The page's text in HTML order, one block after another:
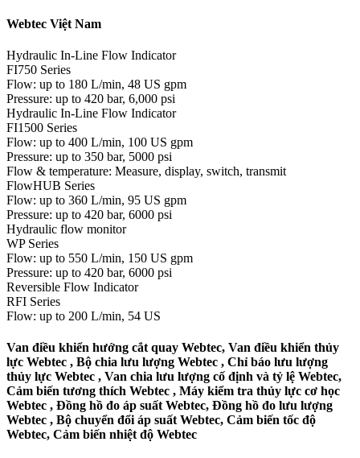
Webtec Việt Nam
Hydraulic In-Line Flow Indicator
FI750 Series
Flow: up to 180 L/min, 48 US gpm
Pressure: up to 420 bar, 6,000 psi
Hydraulic In-Line Flow Indicator
FI1500 Series
Flow: up to 400 L/min, 100 US gpm
Pressure: up to 350 bar, 5000 psi
Flow & temperature: Measure, display, switch, transmit
FlowHUB Series
Flow: up to 360 L/min, 95 US gpm
Pressure: up to 420 bar, 6000 psi
Hydraulic flow monitor
WP Series
Flow: up to 550 L/min, 150 US gpm
Pressure: up to 420 bar, 6000 psi
Reversible Flow Indicator
RFI Series
Flow: up to 200 L/min, 54 US
Van điều khiển hướng cắt quay Webtec, Van điều khiển thủy
lực Webtec , Bộ chia lưu lượng Webtec , Chỉ báo lưu lượng
thủy lực Webtec , Van chia lưu lượng cố định và tỷ lệ Webtec,
Cảm biến tương thích Webtec , Máy kiểm tra thủy lực cơ học
Webtec , Đồng hồ đo áp suất Webtec, Đồng hồ đo lưu lượng
Webtec , Bộ chuyển đổi áp suất Webtec, Cảm biến tốc độ
Webtec, Cảm biến nhiệt độ Webtec